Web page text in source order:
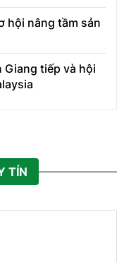
hội nâng tầm sản
Giang tiếp và hội
TÍN